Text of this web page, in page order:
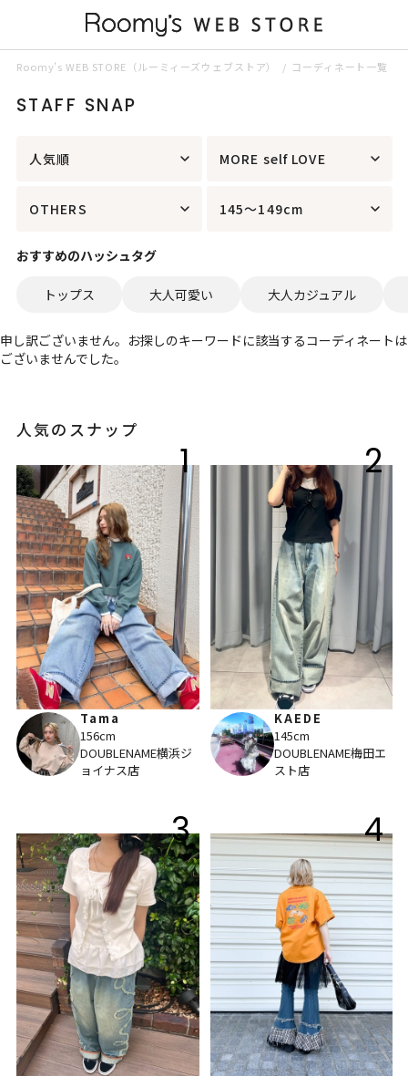
Roomy’s WEB STORE（ルーミィーズウェブストア） コーディネート一覧
STAFF SNAP
人気順 MORE self LOVE
OTHERS 145～149cm
おすすめのハッシュタグ
トップス 大人可愛い 大人カジュアル
申し訳ございません。お探しのキーワードに該当するコーディネートは
ございませんでした。
人気のスナップ
1
Tama
156cm
DOUBLENAME横浜ジ
ョイナス店
2
KAEDE
145cm
DOUBLENAME梅田エ
スト店
3 4